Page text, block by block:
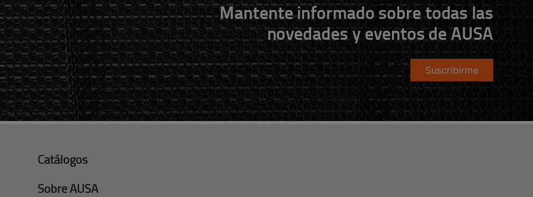
Mantente informado sobre todas las
novedades y eventos de AUSA
Suscribirme
Catálogos
Sobre AUSA